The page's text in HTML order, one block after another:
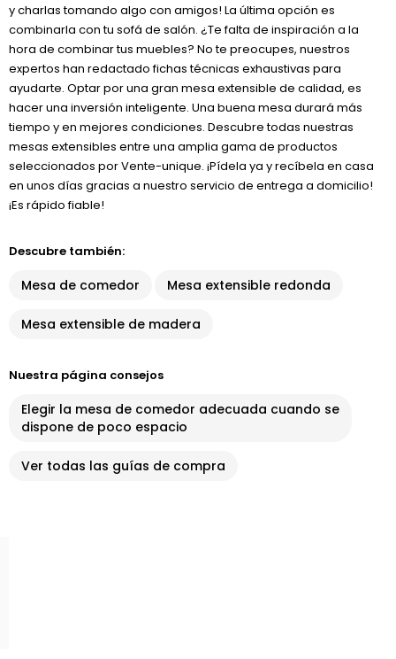
y charlas tomando algo con amigos! La última opción es
combinarla con tu sofá de salón. ¿Te falta de inspiración a la
hora de combinar tus muebles? No te preocupes, nuestros
expertos han redactado fichas técnicas exhaustivas para
ayudarte. Optar por una gran mesa extensible de calidad, es
hacer una inversión inteligente. Una buena mesa durará más
tiempo y en mejores condiciones. Descubre todas nuestras
mesas extensibles entre una amplia gama de productos
seleccionados por Vente-unique. ¡Pídela ya y recíbela en casa
en unos días gracias a nuestro servicio de entrega a domicilio!
¡Es rápido fiable!
Descubre también:
Mesa de comedor Mesa extensible redonda
Mesa extensible de madera
Nuestra página consejos
Elegir la mesa de comedor adecuada cuando se
dispone de poco espacio
Ver todas las guías de compra